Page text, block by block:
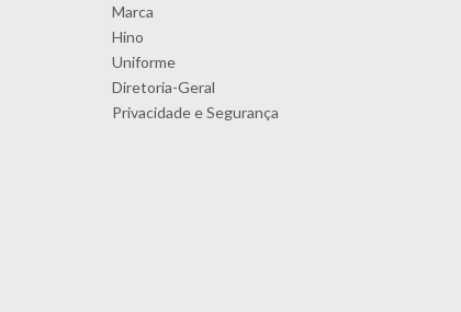
Marca
Hino
Uniforme
Diretoria-Geral
Privacidade e Segurança